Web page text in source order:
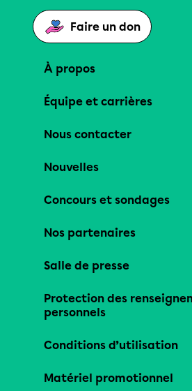
Faire un don
À propos
Équipe et carrières
Nous contacter
Nouvelles
Concours et sondages
Nos partenaires
Salle de presse
Protection des
personnels
Conditions d’utilisation
Matériel promotionnel